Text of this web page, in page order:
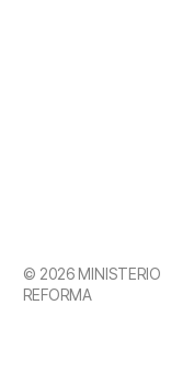
© 2026 MINISTERIO
REFORMA